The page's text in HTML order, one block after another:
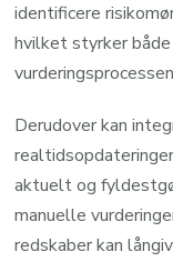
identificere
hvilket styrker
Derudover kan
aktuelt og
manuelle
redskaber kan